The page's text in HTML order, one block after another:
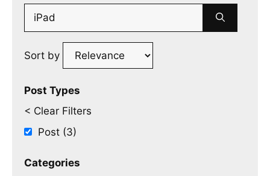
Search
Sort by
Post Types
< Clear Filters
Post (3)
Categories